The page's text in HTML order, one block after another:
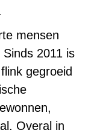
mensen
2011 is
gegroeid
Overal in